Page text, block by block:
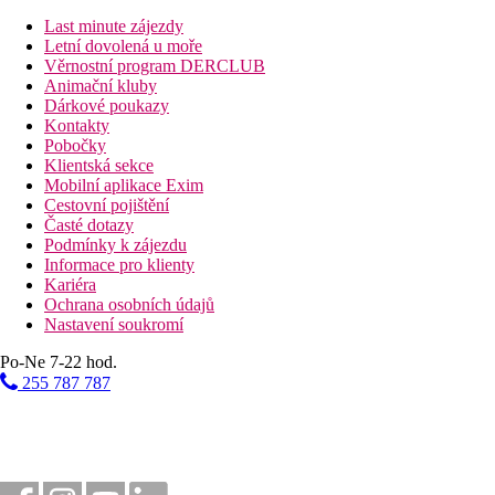
118 km
Vzdálenost od nejbližšího letiště
350 m
Vlakové nádraží
1 km
Nákupy
Pláž
Hotel přímo u pláže
Plážová dovolená
Bazény
Lehátka a slunečníky u bazénu zdarma
Last minute zájezdy
Letní dovolená u moře
Věrnostní program DERCLUB
Animační kluby
Dárkové poukazy
Kontakty
Pobočky
Klientská sekce
Mobilní aplikace Exim
Cestovní pojištění
Časté dotazy
Podmínky k zájezdu
Informace pro klienty
Kariéra
Ochrana osobních údajů
Nastavení soukromí
Po-Ne 7-22 hod.
255 787 787